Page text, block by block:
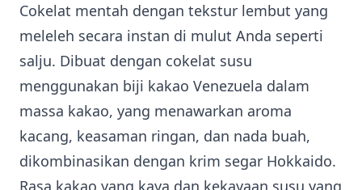
Cokelat mentah dengan tekstur lembut yang
meleleh secara instan di mulut Anda seperti
salju. Dibuat dengan cokelat susu
menggunakan biji kakao Venezuela dalam
massa kakao, yang menawarkan aroma
kacang, keasaman ringan, dan nada buah,
dikombinasikan dengan krim segar Hokkaido.
Rasa kakao yang kaya dan kekayaan susu yang